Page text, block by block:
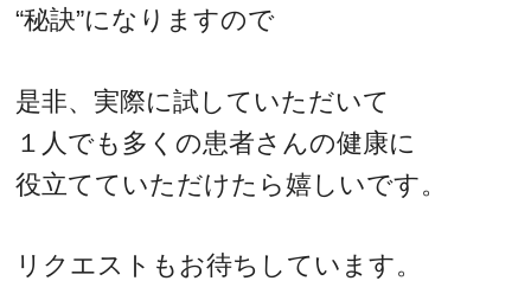
“秘訣”になりますので
是非、実際に試していただいて
１人でも多くの患者さんの健康に
役立てていただけたら嬉しいです。
リクエストもお待ちしています。